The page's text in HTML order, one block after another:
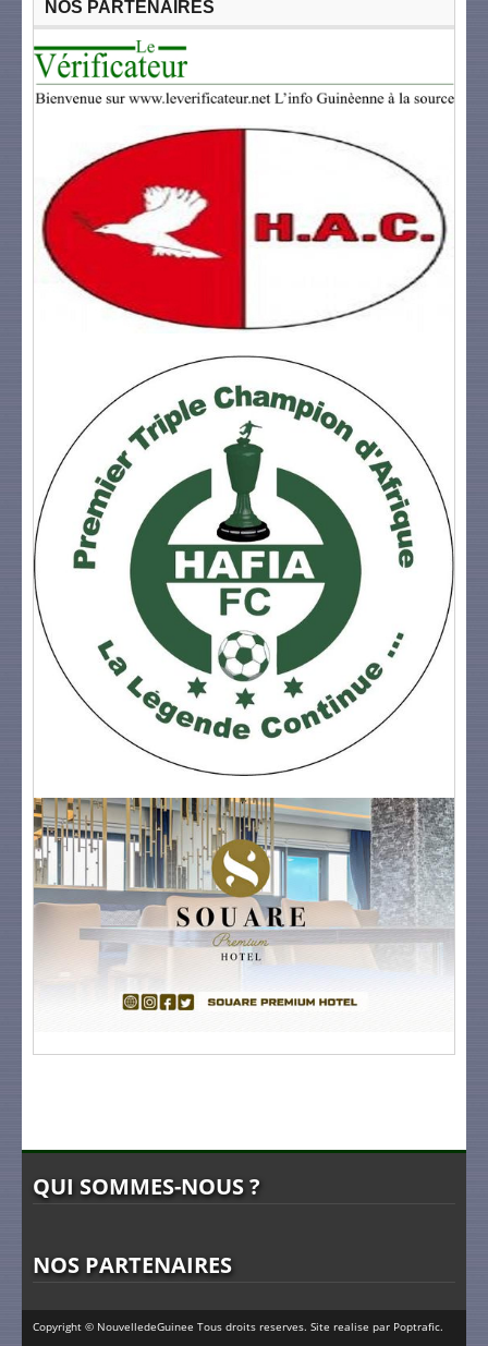
NOS PARTENAIRES
QUI SOMMES-NOUS ?
NOS PARTENAIRES
Copyright © NouvelledeGuinee Tous droits reserves. Site realise par Poptrafic.